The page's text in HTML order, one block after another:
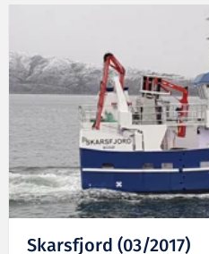
Skarsfjord (03/2017)